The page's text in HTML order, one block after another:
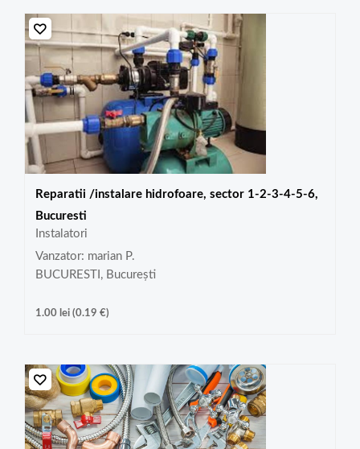
Reparatii /instalare hidrofoare, sector 1-2-3-4-5-6,
Bucuresti
Instalatori
Vanzator: marian P.
BUCURESTI, București
1.00 lei(0.19 €)